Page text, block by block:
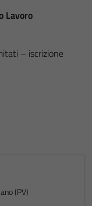
Lavoro
– iscrizione
(PV)